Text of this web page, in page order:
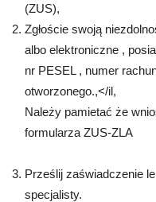
(ZUS),
Zgłoście swoją
albo elektroniczne ,
nr PESEL , numer
otworzonego.,</il,
Należy pamietać że
formularza ZUS-ZLA
Prześlij zaświadczenie
specjalisty.